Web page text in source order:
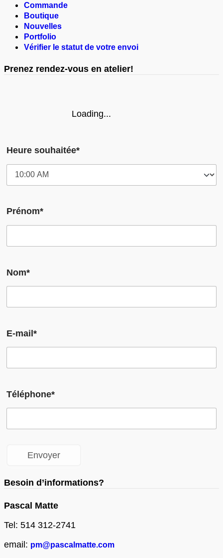
Commande
Boutique
Nouvelles
Portfolio
Vérifier le statut de votre envoi
Prenez rendez-vous en atelier!
Loading...
Heure souhaitée*
Prénom*
Nom*
E-mail*
Téléphone*
Besoin d’informations?
Pascal Matte
Tel: 514 312-2741
email: pm@pascalmatte.com